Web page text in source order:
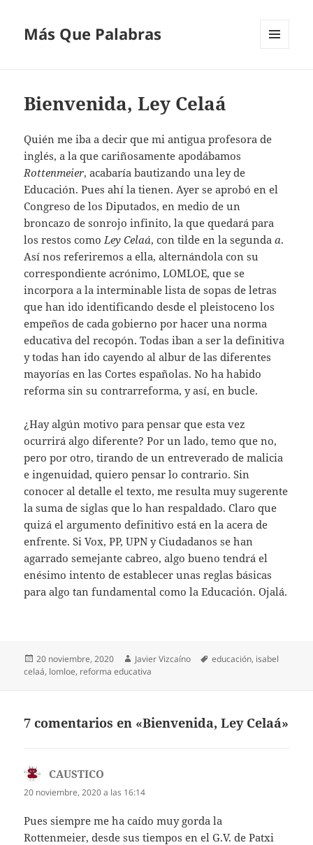
Más Que Palabras
Bienvenida, Ley Celaá
Quién me iba a decir que mi antigua profesora de
inglés, a la que cariñosamente apodábamos
Rottenmeier, acabaría bautizando una ley de
Educación. Pues ahí la tienen. Ayer se aprobó en el
Congreso de los Diputados, en medio de un
broncazo de sonrojo infinito, la que quedará para
los restos comoLey Celaá, con tilde en la segundaa.
Así nos referiremos a ella, alternándola con su
correspondiente acrónimo, LOMLOE, que se
incorpora a la interminable lista de sopas de letras
que han ido identificando desde el pleistoceno los
empeños de cada gobierno por hacer una norma
educativa del recopón. Todas iban a ser la definitiva
y todas han ido cayendo al albur de las diferentes
mayorías en las Cortes españolas. No ha habido
reforma sin su contrarreforma, y así, en bucle.
¿Hay algún motivo para pensar que esta vez
ocurrirá algo diferente? Por un lado, temo que no,
pero por otro, tirando de un entreverado de malicia
e ingenuidad, quiero pensar lo contrario. Sin
conocer al detalle el texto, me resulta muy sugerente
la suma de siglas que lo han respaldado. Claro que
quizá el argumento definitivo está en la acera de
enfrente. Si Vox, PP, UPN y Ciudadanos se han
agarrado semejante cabreo, algo bueno tendrá el
enésimo intento de establecer unas reglas básicas
para algo tan fundamental como la Educación. Ojalá.
Publicado
el
20 noviembre, 2020 Autor
Javier Vizcaíno Etiquetas
educación, isabel
celaá, lomloe, reforma educativa
7 comentarios en «Bienvenida, Ley Celaá»
CAUSTICO
20 noviembre, 2020 a las 16:14
Pues siempre me ha caído muy gorda la
Rottenmeier, desde sus tiempos en el G.V. de Patxi